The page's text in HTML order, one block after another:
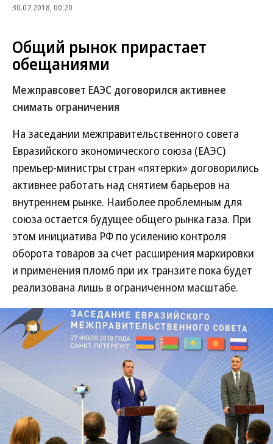
30.07.2018, 00:20
Общий рынок прирастает
обещаниями
Межправсовет ЕАЭС договорился активнее
снимать ограничения
На заседании межправительственного совета
Евразийского экономического союза (ЕАЭС)
премьер-министры стран «пятерки» договорились
активнее работать над снятием барьеров на
внутреннем рынке. Наиболее проблемным для
союза остается будущее общего рынка газа. При
этом инициатива РФ по усилению контроля
оборота товаров за счет расширения маркировки
и применения пломб при их транзите пока будет
реализована лишь в ограниченном масштабе.